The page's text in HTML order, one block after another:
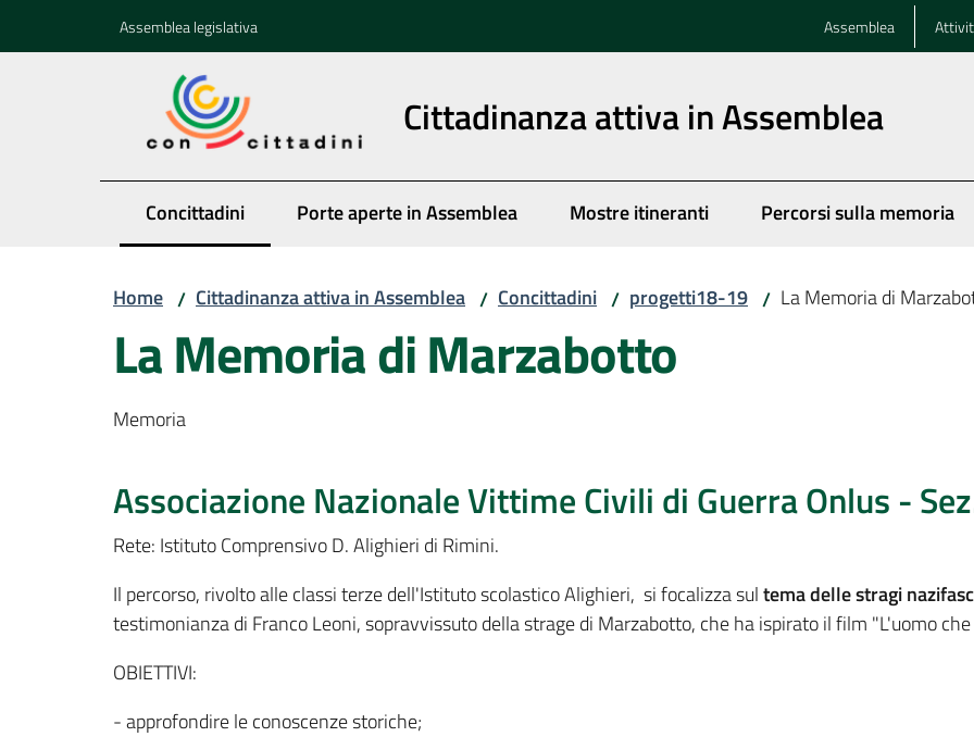
Assemblea legislativa Assemblea
Cittadinanza attiva in Assemblea
Concittadini
Menu selezionato Porte aperte in Assemblea Mostre itineranti Percorsi sulla memoria
Home / Cittadinanza attiva in Assemblea / Concittadini / progetti18-19 / La Memoria di
La Memoria di Marzabotto
Memoria
Associazione Nazionale Vittime Civili di Guerra Onlus -
Rete: Istituto Comprensivo D. Alighieri di Rimini.
Il percorso, rivolto alle classi terze dell'Istituto scolastico Alighieri, si focalizza sultema delle stragi
testimonianza di Franco Leoni, sopravvissuto della strage di Marzabotto, che ha ispirato il film "L'uomo
OBIETTIVI:
- approfondire le conoscenze storiche;